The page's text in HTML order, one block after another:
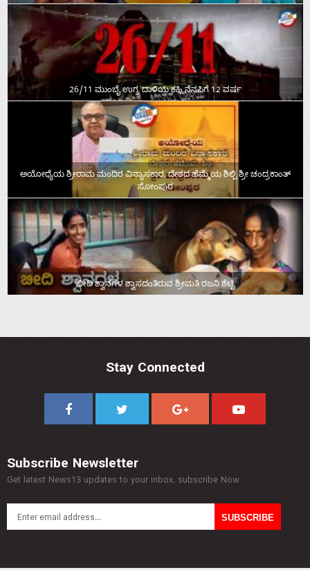
26/11 ಮುಂಬೈ ಉಗ್ರ ದಾಳಿಯ ಕಹಿ ನೆನಪಿಗೆ 12 ವರ್ಷ
ಅಯೋಧ್ಯೆಯ ಶ್ರೀರಾಮ ಮಂದಿರ ವಿನ್ಯಾಸಕಾರ, ದೇಶದ ಹೆಮ್ಮೆಯ ಶಿಲ್ಪಿ ಶ್ರೀ ಚಂದ್ರಕಾಂತ್‌
ಸೋಂಪುರ
ಬೀದಿ ಶ್ವಾನಗಳ ಶ್ವಾಸದಂತಿರುವ ಶ್ರೀಮತಿ ರಜನಿ ಶೆಟ್ಟಿ
Stay Connected
Subscribe Newsletter
Get latest News13 updates to your inbox. subscribe Now